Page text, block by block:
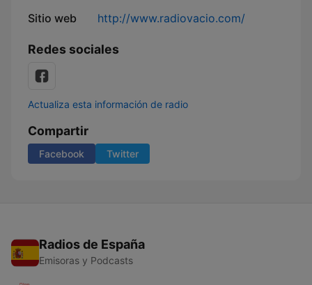
Sitio web http://www.radiovacio.com/
Redes sociales
Actualiza esta información de radio
Compartir
Facebook Twitter
Radios de España
Emisoras y Podcasts